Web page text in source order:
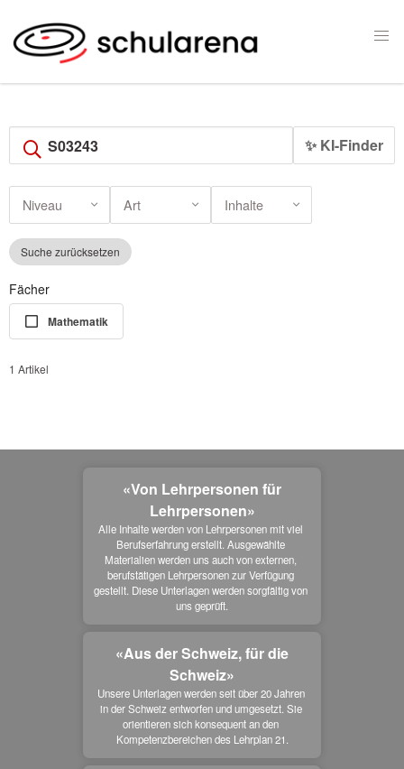
✨ KI-Finder
Niveau Art Inhalte
Suche zurücksetzen
Fächer
Mathematik
1 Artikel
«Von Lehrpersonen für
Lehrpersonen»
Alle Inhalte werden von Lehrpersonen mit viel
Berufserfahrung erstellt. Ausgewählte
Materialien werden uns auch von externen,
berufstätigen Lehrpersonen zur Verfügung
gestellt. Diese Unterlagen werden sorgfältig von
uns geprüft.
«Aus der Schweiz, für die
Schweiz»
Unsere Unterlagen werden seit über 20 Jahren
in der Schweiz entworfen und umgesetzt. Sie
orientieren sich konsequent an den
Kompetenzbereichen des Lehrplan 21.